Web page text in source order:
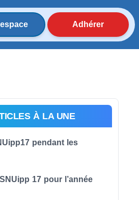
Adhérer
À LA UNE
pendant les
17 pour l’année